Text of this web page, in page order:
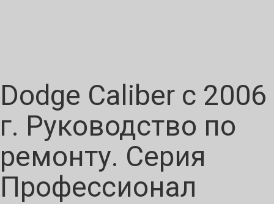
Dodge Caliber с 2006
г. Руководство по
ремонту. Серия
Профессионал